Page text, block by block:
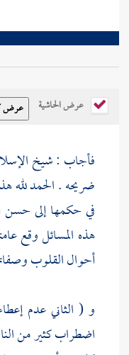
عرض الحاشية
فأجاب : شيخ
ضريحه . الحمد لله
في حكمها إلى حسن
هذه المسائل وقع
أحوال القلوب
و ( الثاني عدم
اضطراب كثير من